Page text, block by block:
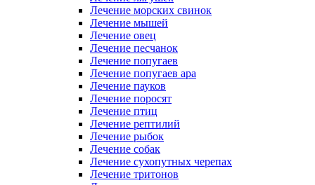
Лечение морских свинок
Лечение мышей
Лечение овец
Лечение песчанок
Лечение попугаев
Лечение попугаев ара
Лечение пауков
Лечение поросят
Лечение птиц
Лечение рептилий
Лечение рыбок
Лечение собак
Лечение сухопутных черепах
Лечение тритонов